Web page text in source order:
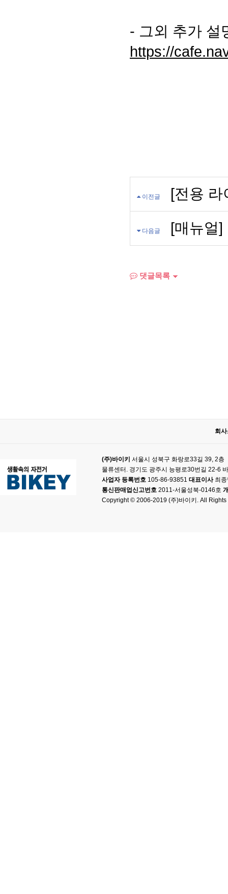
- 그외 추가 설
https://
이전글 [전용 라
다음글 [매뉴얼]
댓글목록
회
(주)바이키 서울시 성북구 화랑로33길 39, 2층
물류센터. 경기도 광주시 능평로30번길 22-6
사업자 등록번호 105-86-93851 대표이사최종
통신판매업신고번호 2011-서울성북-0146호
Copyright © 2006-2019 (주)바이키. All Rights